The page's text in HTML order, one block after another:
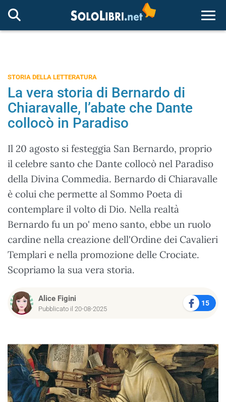
STORIA DELLA LETTERATURA
La vera storia di Bernardo di
Chiaravalle, l’abate che Dante
collocò in Paradiso
Il 20 agosto si festeggia San Bernardo, proprio
il celebre santo che Dante collocò nel Paradiso
della Divina Commedia. Bernardo di Chiaravalle
è colui che permette al Sommo Poeta di
contemplare il volto di Dio. Nella realtà
Bernardo fu un po' meno santo, ebbe un ruolo
cardine nella creazione dell'Ordine dei Cavalieri
Templari e nella promozione delle Crociate.
Scopriamo la sua vera storia.
Alice Figini
Pubblicato il 20-08-2025
15